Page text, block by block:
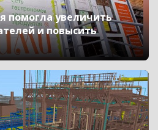
помогла увеличить
и повысить